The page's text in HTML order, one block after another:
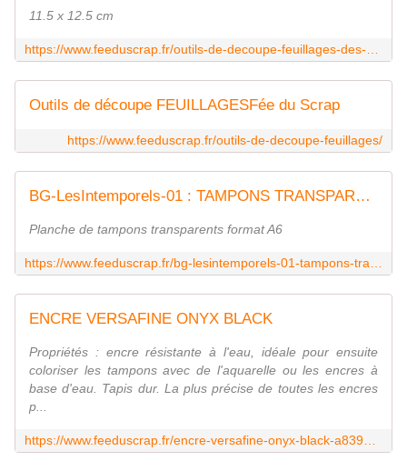
11.5 x 12.5 cm
Outils de découpe FEUILLAGESFée du Scrap
https://www.feeduscrap.fr/outils-de-decoupe-feuillages/
BG-LesIntemporels-01 : TAMPONS TRANSPARENTS 1 LES INTEMPORELS - Merci FEE DU SCR
Planche de tampons transparents format A6
ENCRE VERSAFINE ONYX BLACK
Propriétés : encre résistante à l'eau, idéale pour ensuite
coloriser les tampons avec de l'aquarelle ou les encres à
base d'eau. Tapis dur. La plus précise de toutes les encres
p...